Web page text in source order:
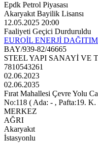
Epdk Petrol Piyasası
Akaryakıt Bayilik Lisansı
12.05.2025 20:00
Faaliyeti Geçici Durduruldu
EUROİL ENERJİ
BAY/939-82/46665
STEEL YAPI SANAYİ VE
7810543261
02.06.2023
02.06.2035
Fırat Mahallesi Çevre Yolu
No:118 ( Ada: - , Pafta:19. K.
MERKEZ
AĞRI
Akaryakıt
İstasyonlu